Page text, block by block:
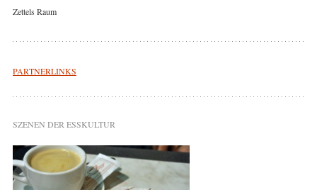
Zettels Raum
PARTNERLINKS
SZENEN DER ESSKULTUR